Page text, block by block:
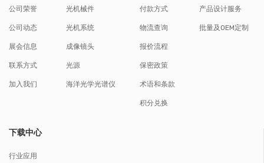
公司荣誉
公司动态
展会信息
联系方式
加入我们
光机械件
光机系统
成像镜头
光源
海洋光学光谱仪
付款方式
物流查询
报价流程
保密政策
术语和条款
积分兑换
产品设计服务
批量及OEM定制
下载中心
行业应用